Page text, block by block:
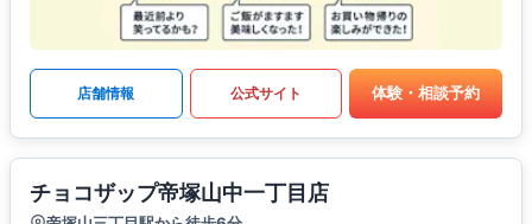
店舗情報 公式サイト 体験・相談予約
チョコザップ帝塚山中一丁目店